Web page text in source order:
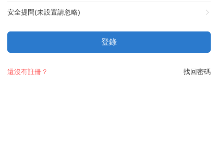
安全提問(未設置請忽略)
登錄
找回密碼
還沒有註冊？